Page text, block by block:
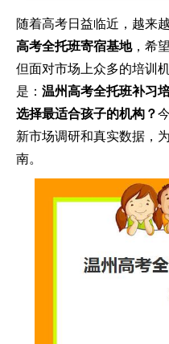
随着高考日益临近，越来
高考全托班寄宿基地，希
但面对市场上众多的培训
是： 温州高考全托班补习
选择最适合孩子的机构？
新市场调研和真实数据，
南。